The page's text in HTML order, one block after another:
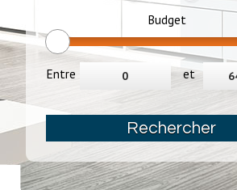
Budget
Entre et
Rechercher